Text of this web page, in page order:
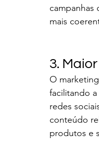
campanhas
mais
3.
O
facilitando
redes
conteúdo
produtos e